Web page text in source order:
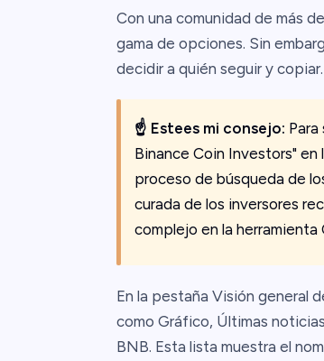
Con una comunidad de más
gama de opciones. Sin
decidir a quién seguir y copiar.
☝️ Estees mi consejo:
Binance Coin Investors"
proceso de búsqueda de
curada de los inversores
complejo en la herramienta
En la pestaña Visión general
como Gráfico, Últimas
BNB. Esta lista muestra el